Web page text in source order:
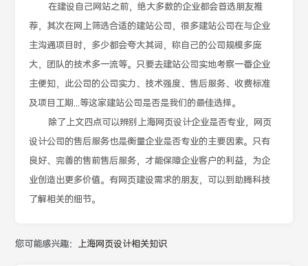
在建设自己网站之前，绝大多数的企业都会首选朋友推
荐，其次在网上筛选合适的建站公司，很多建站公司在与企业
主沟通项目时，多少都会夸大其词，称自己的公司规模多庞
大，团队的技术多一流等。只要去建站公司实地考察一番企业
主便知，此公司的公司实力、技术强度、售后服务、收费标准
及项目工期...等这家建站公司是否是我们的最佳选择。
除了上文四点可以辨别上海网页设计企业是否专业，网页
设计公司的售后服务也是衡量企业是否专业的主要因素。只有
良好、完善的售前售后服务，才能保障企业客户的利益，为企
业创造出更多价值。有网页建设需求的朋友，可以到助腾科技
了解相关的细节。
您可能感兴趣： 上海网页设计相关知识